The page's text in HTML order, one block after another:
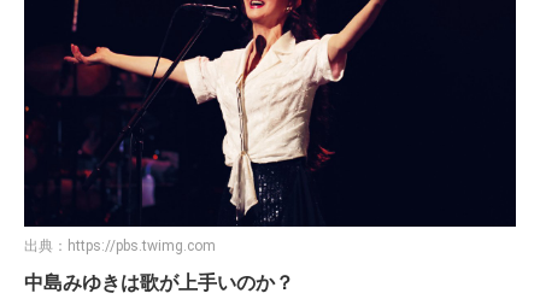
出典： https://pbs.twimg.com
中島みゆきは歌が上手いのか？